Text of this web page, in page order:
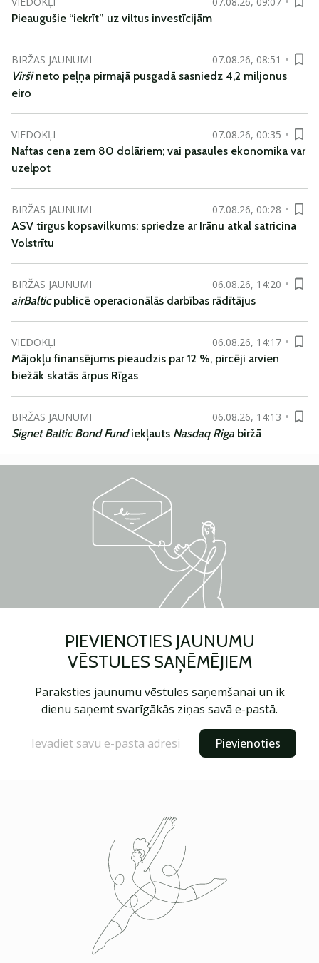
Pieaugušie “iekrīt” uz viltus investīcijām
BIRŽAS JAUNUMI
07.08.26, 08:51
Viršineto peļņa pirmajā pusgadā sasniedz 4,2 miljonus
eiro
VIEDOKĻI
07.08.26, 00:35
Naftas cena zem 80 dolāriem; vai pasaules ekonomika var
uzelpot
BIRŽAS JAUNUMI
07.08.26, 00:28
ASV tirgus kopsavilkums: spriedze ar Irānu atkal satricina
Volstrītu
BIRŽAS JAUNUMI
06.08.26, 14:20
airBalticpublicē operacionālās darbības rādītājus
VIEDOKĻI
06.08.26, 14:17
Mājokļu finansējums pieaudzis par 12 %, pircēji arvien
biežāk skatās ārpus Rīgas
BIRŽAS JAUNUMI
06.08.26, 14:13
Signet Baltic Bond Fundiekļauts Nasdaq Riga biržā
PIEVIENOTIES JAUNUMU
VĒSTULES SAŅĒMĒJIEM
Paraksties jaunumu vēstules saņemšanai un ik
dienu saņemt svarīgākās ziņas savā e-pastā.
Pievienoties